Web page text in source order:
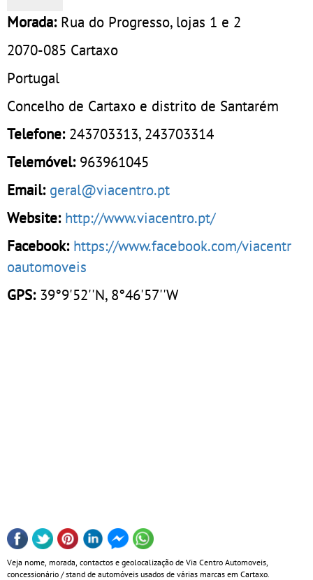
Morada: Rua do Progresso, lojas 1 e 2
2070-085 Cartaxo
Portugal
Concelho de Cartaxo e distrito de Santarém
Telefone: 243703313, 243703314
Telemóvel: 963961045
Email: geral@viacentro.pt
Website: http://www.viacentro.pt/
Facebook: https://www.facebook.com/viacentr
oautomoveis
GPS:39°9'52''N, 8°46'57''W
Veja nome, morada, contactos e geolocalização de Via Centro Automoveis,
concessionário / stand de automóveis usados de várias marcas em Cartaxo.